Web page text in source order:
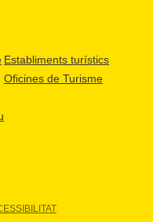
Establiments turístics
Oficines de Turisme